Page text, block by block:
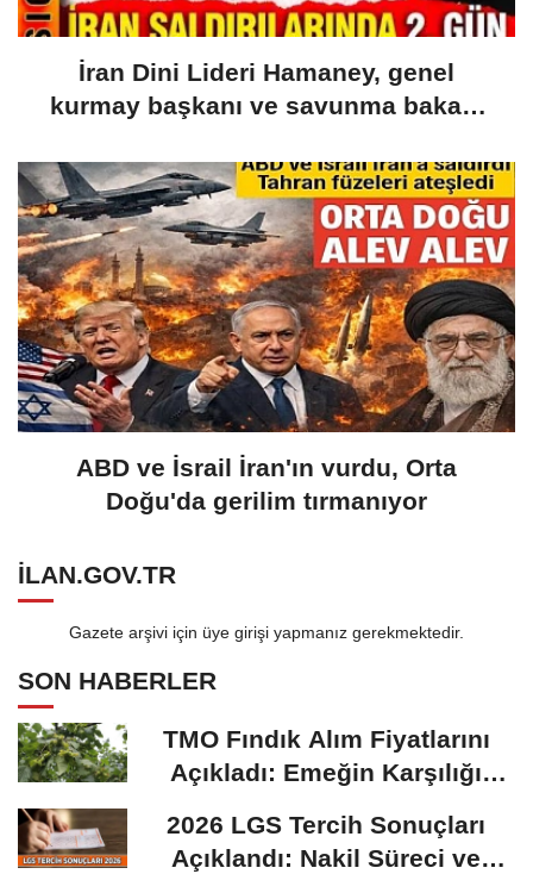
İran Dini Lideri Hamaney, genel
kurmay başkanı ve savunma bakanı
ABD ve İsrail İran'ın vurdu, Orta
Doğu'da gerilim tırmanıyor
ILAN.GOV.TR
Gazete arşivi için üye girişi yapmanız gerekmektedir.
SON HABERLER
TMO Fındık Alım Fiyatlarını
Açıkladı: Emeğin Karşılığı
2026 LGS Tercih Sonuçları
Açıklandı: Nakil Süreci ve